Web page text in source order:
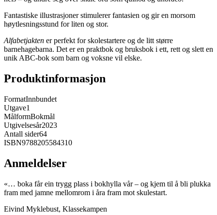
Fantastiske illustrasjoner stimulerer fantasien og gir en morsom
høytlesningsstund for liten og stor.
Alfabetjakten er perfekt for skolestartere og de litt større
barnehagebarna. Det er en praktbok og bruksbok i ett, rett og slett en
unik ABC-bok som barn og voksne vil elske.
Produktinformasjon
FormatInnbundet
Utgave1
MålformBokmål
Utgivelsesår2023
Antall sider64
ISBN9788205584310
Anmeldelser
«… boka får ein trygg plass i bokhylla vår – og kjem til å bli plukka
fram med jamne mellomrom i åra fram mot skulestart.
Eivind Myklebust, Klassekampen